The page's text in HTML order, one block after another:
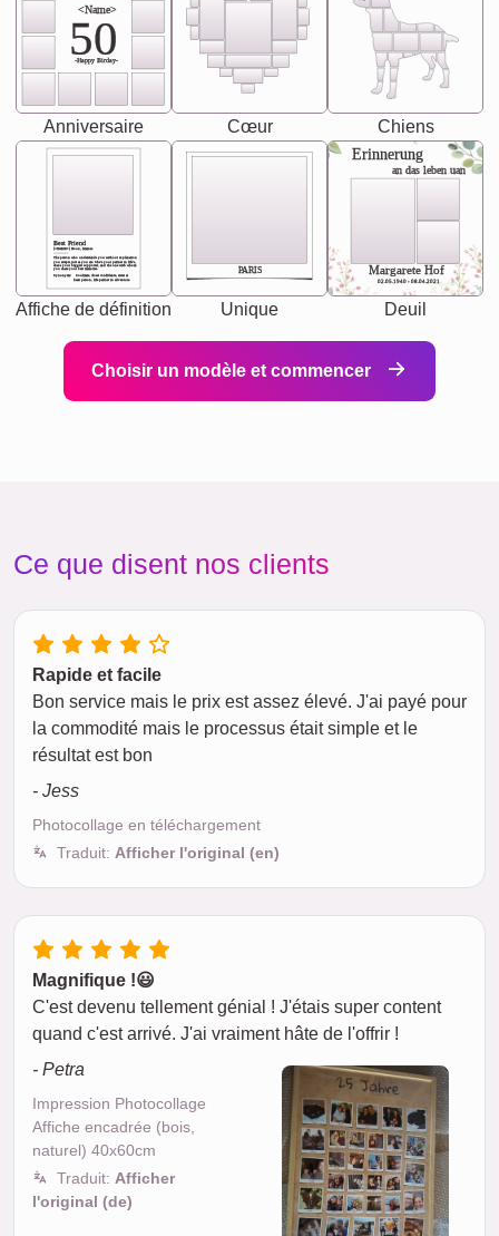
<Name>
50
-Happy Birday-
Anniversaire Cœur Chiens
Best Friend
[<NAME>] Noun, feminie
Synonyms: Soulmate, closet confidante, sister at
heart person, life partner in adventure.
The person who understands you without explanation
you accepts just as you are. She's your partner in life's,
chaos your biggest supporter, and the one with whom
you share your best memories.
Affiche de définition
PARIS
Unique
Erinnerung
an das leben uan
Margarete Hof
02.05.1940 - 08.04.2021
Deuil
Choisir un modèle et commencer
Ce que disent nos clients
Rapide et facile
Bon service mais le prix est assez élevé. J'ai payé pour
la commodité mais le processus était simple et le
résultat est bon
- Jess
Photocollage en téléchargement
Traduit: Afficher l'original (en)
Magnifique !😃
C'est devenu tellement génial ! J'étais super content
quand c'est arrivé. J'ai vraiment hâte de l'offrir !
- Petra
Impression Photocollage
Affiche encadrée (bois,
naturel) 40x60cm
Traduit: Afficher
l'original (de)